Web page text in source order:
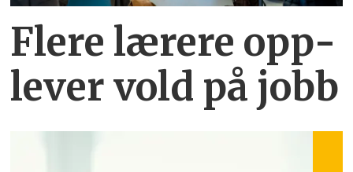
Flere lærere opp­
lever vold på jobb